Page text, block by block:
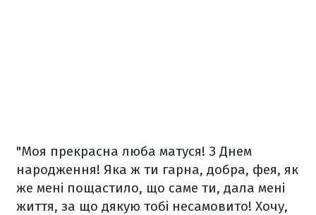
"Моя прекрасна люба матуся! З Днем
народження! Яка ж ти гарна, добра, фея, як
же мені пощастило, що саме ти, дала мені
життя, за що дякую тобі несамовито! Хочу,